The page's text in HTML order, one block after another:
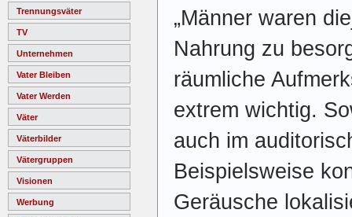
Trennungsväter
TV
Unternehmen
Vater Bleiben
Vater Werden
Väter
Väterbilder
Vätergruppen
Visionen
Werbung
„Männer waren
Nahrung zu
räumliche
extrem wichtig.
auch im
Beispielsweise
Geräusche